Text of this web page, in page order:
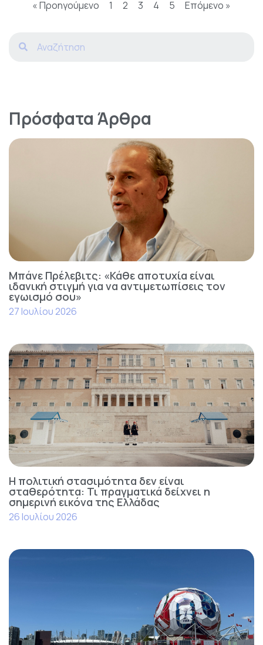
« Προηγούμενο 1 2 3 4 5 Επόμενο »
Πρόσφατα Άρθρα
Μπάνε Πρέλεβιτς: «Κάθε αποτυχία είναι
ιδανική στιγμή για να αντιμετωπίσεις τον
εγωισμό σου»
27 Ιουλίου 2026
Η πολιτική στασιμότητα δεν είναι
σταθερότητα: Τι πραγματικά δείχνει η
σημερινή εικόνα της Ελλάδας
26 Ιουλίου 2026